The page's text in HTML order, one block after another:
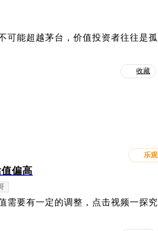
可能超越茅台，价值投资者往往是孤
收藏
乐观
偏高
需要有一定的调整，点击视频一探究